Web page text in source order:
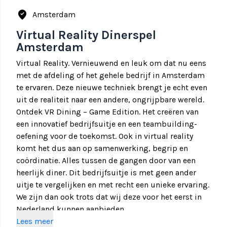
Virtual Reality Dinerspel
Amsterdam
Virtual Reality. Vernieuwend en leuk om dat nu eens
met de afdeling of het gehele bedrijf in Amsterdam
te ervaren. Deze nieuwe techniek brengt je echt even
uit de realiteit naar een andere, ongrijpbare wereld.
Ontdek VR Dining – Game Edition. Het creëren van
een innovatief bedrijfsuitje en een teambuilding-
oefening voor de toekomst. Ook in virtual reality
komt het dus aan op samenwerking, begrip en
coördinatie. Alles tussen de gangen door van een
heerlijk diner. Dit bedrijfsuitje is met geen ander
uitje te vergelijken en met recht een unieke ervaring.
We zijn dan ook trots dat wij deze voor het eerst in
Nederland kunnen aanbieden.
Lees meer
where_to_vote Amsterdam